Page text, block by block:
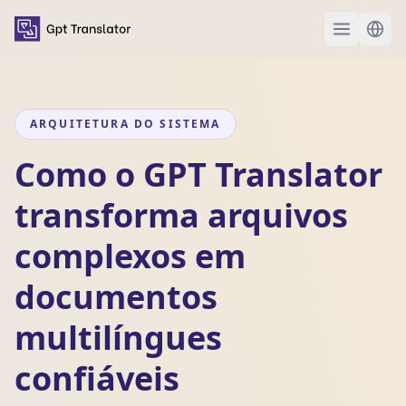
ARQUITETURA DO SISTEMA
Como o GPT Translator
transforma arquivos
complexos em
documentos
multilíngues
confiáveis